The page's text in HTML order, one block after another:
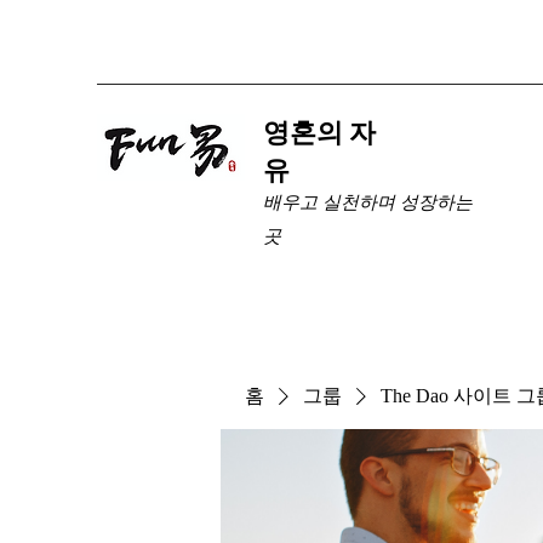
​영혼의 자
유
배우고 실천하며 성장하는
곳
홈 그룹 The Dao 사이트 그